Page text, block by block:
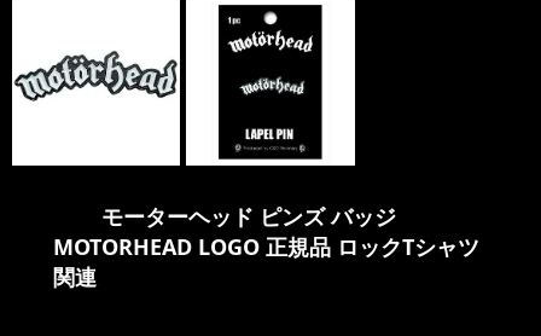
モーターヘッド ピンズ バッジ
MOTORHEAD LOGO 正規品 ロックTシャツ
関連